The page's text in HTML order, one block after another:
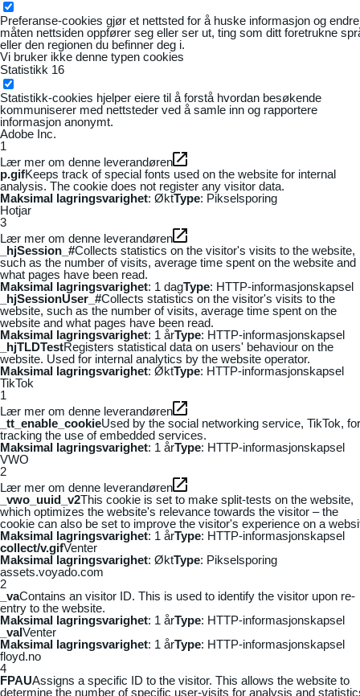
Preferanse-cookies gjør et nettsted for å huske informasjon og
måten nettsiden oppfører seg eller ser ut, ting som ditt foretrukne
eller den regionen du befinner deg i.
Vi bruker ikke denne typen cookies
Statistikk 16
Statistikk-cookies hjelper eiere til å forstå hvordan besøkende
kommuniserer med nettsteder ved å samle inn og rapportere
informasjon anonymt.
Adobe Inc.
1
Lær mer om denne leverandøren
p.gifKeeps track of special fonts used on the website for internal
analysis. The cookie does not register any visitor data.
Maksimal lagringsvarighet: ØktType: Pikselsporing
Hotjar
3
Lær mer om denne leverandøren
_hjSession_#Collects statistics on the visitor's visits to the website,
such as the number of visits, average time spent on the website and
what pages have been read.
Maksimal lagringsvarighet: 1 dagType: HTTP-informasjonskapsel
_hjSessionUser_#Collects statistics on the visitor's visits to the
website, such as the number of visits, average time spent on the
website and what pages have been read.
Maksimal lagringsvarighet: 1 årType: HTTP-informasjonskapsel
_hjTLDTestRegisters statistical data on users' behaviour on the
website. Used for internal analytics by the website operator.
Maksimal lagringsvarighet: ØktType: HTTP-informasjonskapsel
TikTok
1
Lær mer om denne leverandøren
_tt_enable_cookieUsed by the social networking service, TikTok, for
tracking the use of embedded services.
Maksimal lagringsvarighet: 1 årType: HTTP-informasjonskapsel
VWO
2
Lær mer om denne leverandøren
_vwo_uuid_v2This cookie is set to make split-tests on the website,
which optimizes the website's relevance towards the visitor – the
cookie can also be set to improve the visitor's experience on a
Maksimal lagringsvarighet: 1 årType: HTTP-informasjonskapsel
collect/v.gifVenter
Maksimal lagringsvarighet: ØktType: Pikselsporing
assets.voyado.com
2
_vaContains an visitor ID. This is used to identify the visitor upon re-
entry to the website.
Maksimal lagringsvarighet: 1 årType: HTTP-informasjonskapsel
_vaIVenter
Maksimal lagringsvarighet: 1 årType: HTTP-informasjonskapsel
floyd.no
4
FPAUAssigns a specific ID to the visitor. This allows the website to
determine the number of specific user-visits for analysis and